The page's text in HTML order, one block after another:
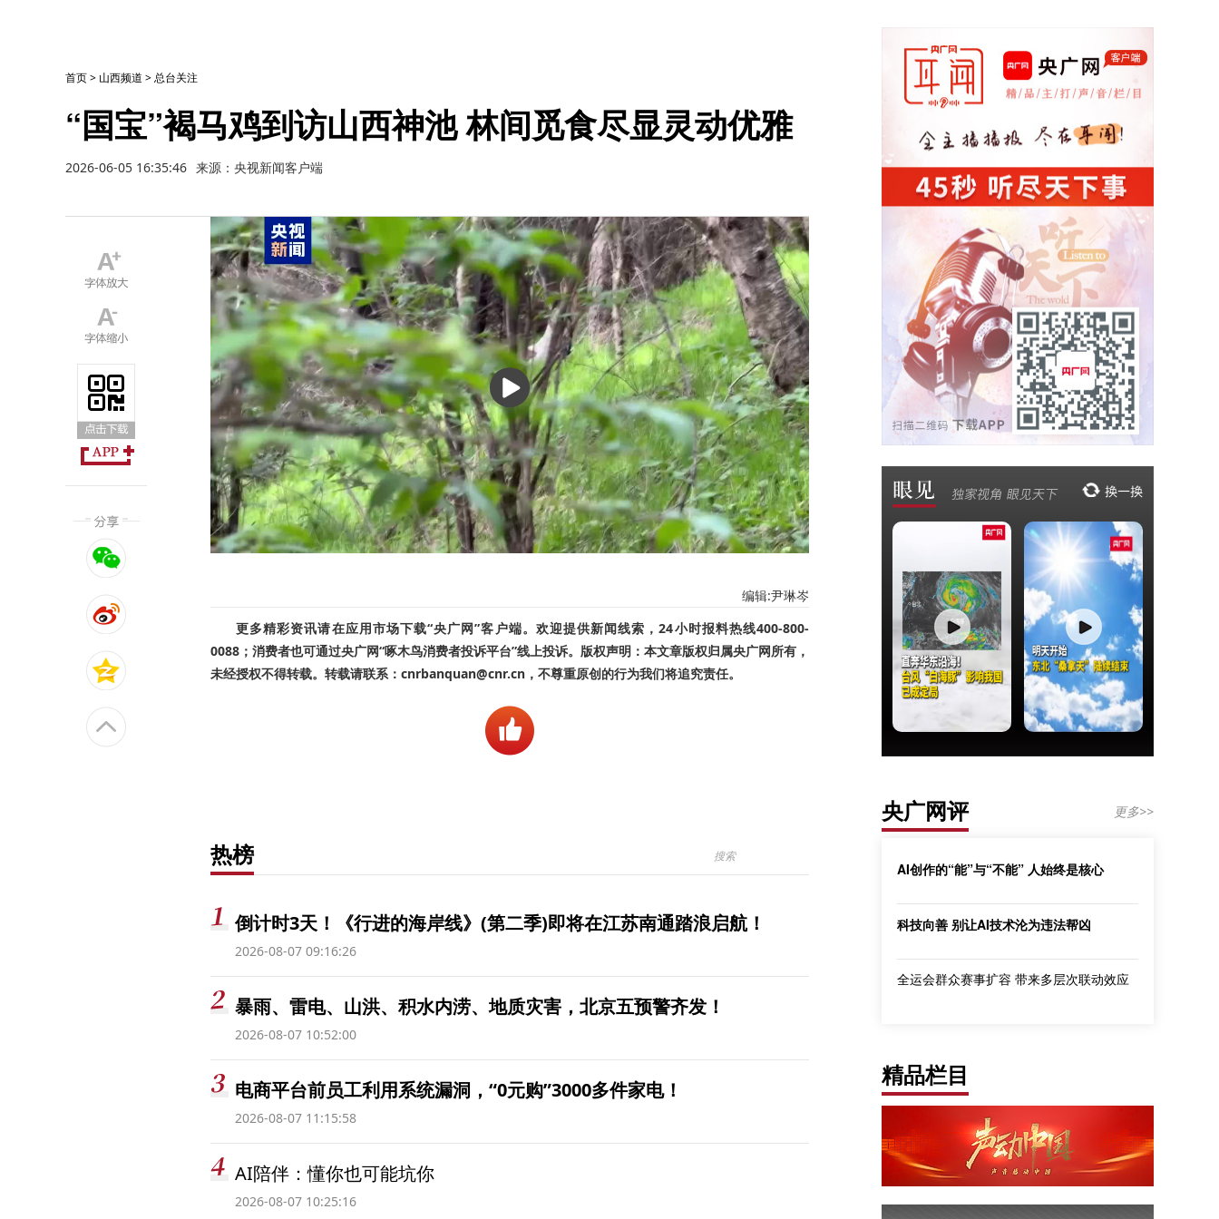
首页> 山西频道 >总台关注
“国宝”褐马鸡到访山西神池 林间觅食尽显灵动优雅
2026-06-05 16:35:46 来源：央视新闻客户端
播
放
编辑:尹琳岑
更多精彩资讯请在应用市场下载“央广网”客户端。欢迎提供新闻线索，24小时报料热线400-800-
0088；消费者也可通过央广网“啄木鸟消费者投诉平台”线上投诉。版权声明：本文章版权归属央广网所有，
未经授权不得转载。转载请联系：cnrbanquan@cnr.cn，不尊重原创的行为我们将追究责任。
热榜
倒计时3天！《行进的海岸线》(第二季)即将在江苏南通踏浪启航！
2026-08-07 09:16:26
暴雨、雷电、山洪、积水内涝、地质灾害，北京五预警齐发！
2026-08-07 10:52:00
电商平台前员工利用系统漏洞，“0元购”3000多件家电！
2026-08-07 11:15:58
AI陪伴：懂你也可能坑你
2026-08-07 10:25:16
央广网评 更多>>
AI创作的“能”与“不能” 人始终是核心
科技向善 别让AI技术沦为违法帮凶
全运会群众赛事扩容 带来多层次联动效应
精品栏目